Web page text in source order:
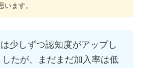
います。
少しずつ認知度がアップし
したが、まだまだ加入率は低